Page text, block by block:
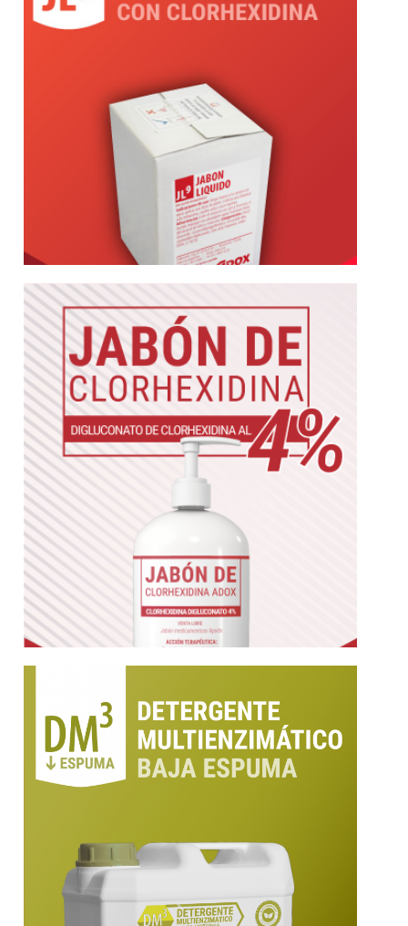
JL9 Jabón Liquido con
Clorhexidina
Jabón de Clorhexidina 4%
Jabón líquido de Clorhexidina. Especialmente
diseñado para el lavado frecuente. Gran poder
bactericida. Aprobado por ANMAT
Detergente Multienzimatico
Detergente multienzimatico anticorrosivo.
Ultraconcentrado. Eco-innovador. Aprobado
por ANMAT. Con proteasa, amilasa y lipasa.